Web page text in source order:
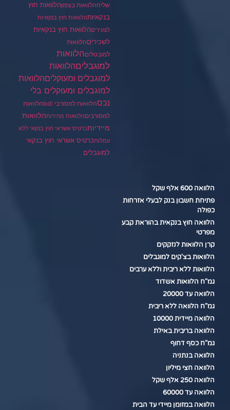
שליחהלוואות בצפוןהלוואות חוץ
בנקאיותהלוואות חוץ בנקאיות
לצעיריםהלוואות חוץ בנקאיות
לשכיריםהלוואות
למובטליםהלוואות
למוגבליםהלוואות
למוגבלים ומעוקליםהלוואות
למוגבלים ומעוקלים בלי
נכסהלוואות למסורבי bdi
הלוואות
למסורביםהלוואות מהירותהלוואות
מיידיותכרטיס אשראי חוץ בנקאי ללא
עמלותכרטיס אשראי חוץ בנקאי
למוגבלים
הלוואה 600 אלף שקל
פתיחת חשבון בנק לבעלי אזרחות
כפולה
הלוואה חוץ בנקאית בהוראת קבע
מפרטי
קרן הלוואות לנזקקים
הלוואות בצ'קים למוגבלים
הלוואות ללא ריבית וללא ערבים
גמ"ח הלוואות אשדוד
הלוואה עד 20000
גמ"ח הלוואה ללא ריבית
הלוואה מיידית 10000
הלוואה בריבית באילת
גמ"ח כסף דחוף
הלוואה בנתניה
הלוואה חצי מיליון
הלוואה 250 אלף שקל
הלוואה עד 60000
הלוואה במזומן מיידי עד הבית